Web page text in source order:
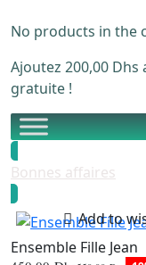
No products in the
Ajoutez 200,00 Dhs
gratuite !
Bonnes affaires
Add to
Ensemble Fille Jean